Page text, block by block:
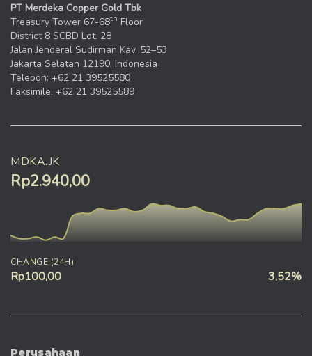
PT Merdeka Copper Gold Tbk
Treasury Tower 67-68th Floor
District 8 SCBD Lot. 28
Jalan Jenderal Sudirman Kav. 52–53
Jakarta Selatan 12190, Indonesia
Telepon: +62 21 39525580
Faksimile: +62 21 39525589
MDKA.JK
Rp2.940,00
CHANGE (24H)
Rp100,00 3,52%
Perusahaan